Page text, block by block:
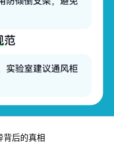
背后的真相